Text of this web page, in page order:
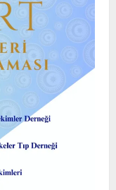
– Refakatçi Ön
0
Buhara’daydık…